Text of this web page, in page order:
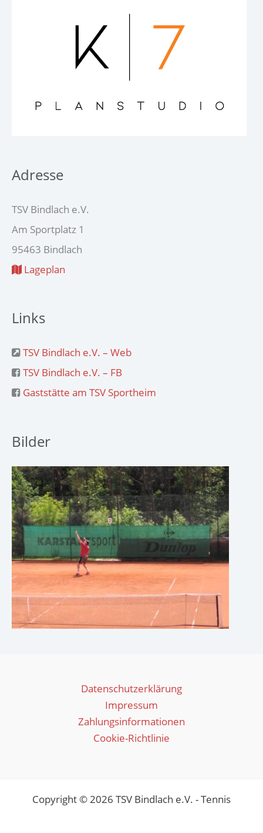
Adresse
TSV Bindlach e.V.
Am Sportplatz 1
95463 Bindlach
Lageplan
Links
TSV Bindlach e.V. – Web
TSV Bindlach e.V. – FB
Gaststätte am TSV Sportheim
Bilder
Datenschutzerklärung
Impressum
Zahlungsinformationen
Cookie-Richtlinie
Copyright © 2026 TSV Bindlach e.V. - Tennis